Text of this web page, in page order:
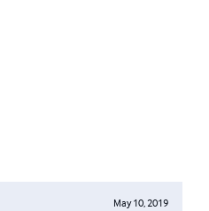
May 10, 2019